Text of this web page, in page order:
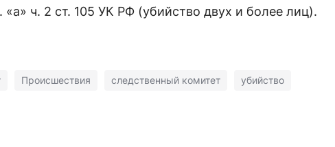
«а» ч. 2 ст. 105 УК РФ (убийство двух и более лиц).
Происшествия следственный комитет убийство